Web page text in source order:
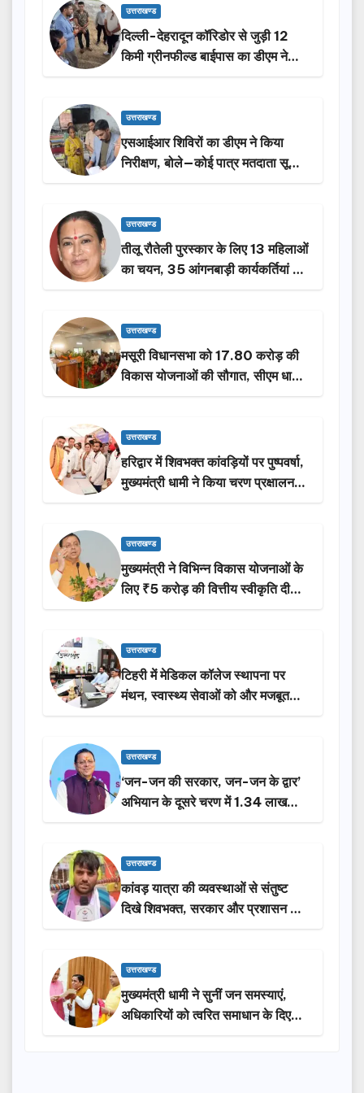
उत्तराखण्ड
दिल्ली-देहरादून कॉरिडोर से जुड़ी 12
किमी ग्रीनफील्ड बाईपास का डीएम ने
किया निरीक्षण…
उत्तराखण्ड
एसआईआर शिविरों का डीएम ने किया
निरीक्षण, बोले—कोई पात्र मतदाता सूची
से न छूटे…
उत्तराखण्ड
तीलू रौतेली पुरस्कार के लिए 13 महिलाओं
का चयन, 35 आंगनबाड़ी कार्यकर्तियां भी
होंगी सम्मानित…
उत्तराखण्ड
मसूरी विधानसभा को 17.80 करोड़ की
विकास योजनाओं की सौगात, सीएम धामी
ने किया लोकार्पण-शिलान्यास.
उत्तराखण्ड
हरिद्वार में शिवभक्त कांवड़ियों पर पुष्पवर्षा,
मुख्यमंत्री धामी ने किया चरण प्रक्षालन…
उत्तराखण्ड
मुख्यमंत्री ने विभिन्न विकास योजनाओं के
लिए ₹5 करोड़ की वित्तीय स्वीकृति दी…
उत्तराखण्ड
टिहरी में मेडिकल कॉलेज स्थापना पर
मंथन, स्वास्थ्य सेवाओं को और मजबूत
करेगी सरकार: मुख्यमंत्री धामी…
उत्तराखण्ड
‘जन-जन की सरकार, जन-जन के द्वार’
अभियान के दूसरे चरण में 1.34 लाख
लोगों की भागीदारी…
उत्तराखण्ड
कांवड़ यात्रा की व्यवस्थाओं से संतुष्ट
दिखे शिवभक्त, सरकार और प्रशासन की
सराहना…
उत्तराखण्ड
मुख्यमंत्री धामी ने सुनीं जन समस्याएं,
अधिकारियों को त्वरित समाधान के दिए
निर्देश